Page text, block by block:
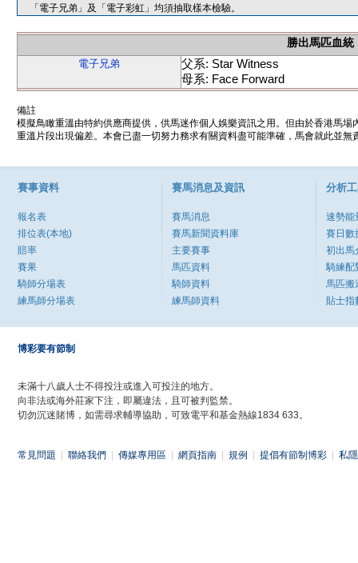
「電子兄弟」及「電子彩虹」均須抽取樣本檢驗。
勝出馬匹血統
電子兄弟
父系: Star Witness
母系: Face Forward
備註
模擬鳥瞰重溫由特約供應商提供，供馬迷作個人娛樂資訊之用。但由於香港馬
重溫片段出現偏差。本會已盡一切努力務求有關資料盡可能準確，馬會就此並
賽事資料
報名表
排位表(本地)
賠率
賽果
騎師分場表
練馬師分場表
賽馬消息及資訊
賽馬消息
賽馬新聞資料庫
主要賽事
馬匹資料
騎師資料
練馬師資料
分析
速勢能
賽日數
初出馬
騎練配
馬匹搬
貼士指
博彩要有節制
未滿十八歲人士不得投注或進入可投注的地方。
向非法或海外莊家下注，即屬違法，且可被判監禁。
切勿沉迷賭博，如需尋求輔導協助，可致電平和基金熱線1834 633。
常見問題 聯絡我們 傳媒專用區 網頁指南 規例 提倡有節制博彩 私